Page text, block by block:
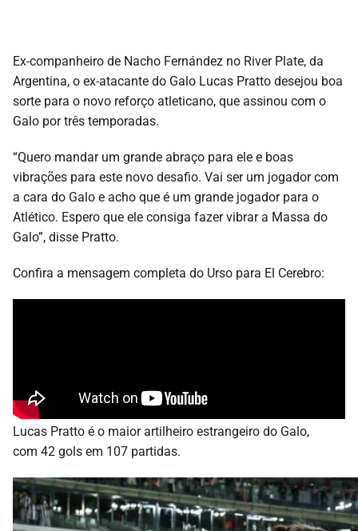
Ex-companheiro de Nacho Fernández no River Plate, da
Argentina, o ex-atacante do Galo Lucas Pratto desejou boa
sorte para o novo reforço atleticano, que assinou com o
Galo por três temporadas.
“Quero mandar um grande abraço para ele e boas
vibrações para este novo desafio. Vai ser um jogador com
a cara do Galo e acho que é um grande jogador para o
Atlético. Espero que ele consiga fazer vibrar a Massa do
Galo”, disse Pratto.
Confira a mensagem completa do Urso para El Cerebro:
Lucas Pratto é o maior artilheiro estrangeiro do Galo,
com 42 gols em 107 partidas.